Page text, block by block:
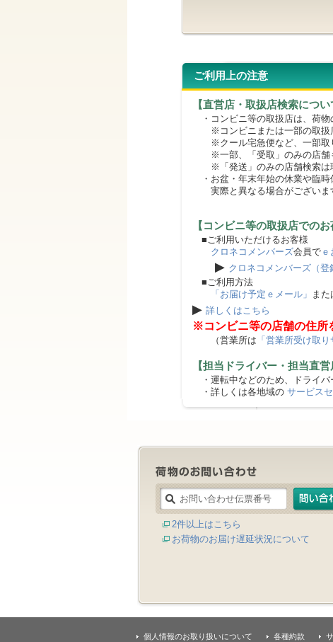
ご利用上の注意
【直営店・取扱店検索につい
・コンビニ等の取扱店は、荷物
※コンビニまたは一部の取扱店
※クール宅急便など、一部取り
※一部、「受取」のみの店舗
※「発送」のみの店舗検索は
・お盆・年末年始の休業や臨時
実際と異なる場合がございま
【コンビニ等の取扱店での
■ご利用いただけるお客様
クロネコメンバーズ会員で
▶ クロネコメンバーズ（登
■ご利用方法
「お届け予定ｅメール」 また
▶ 詳しくはこちら
※コンビニ等の店舗の住所
（営業所は 「営業所受け取り
【担当ドライバー・担当直営
・運転中などのため、ドライバ
・詳しくは各地域の サービス
2件以上はこちら
お荷物のお届け遅延状況について
個人情報のお取り扱いについて 各種約款